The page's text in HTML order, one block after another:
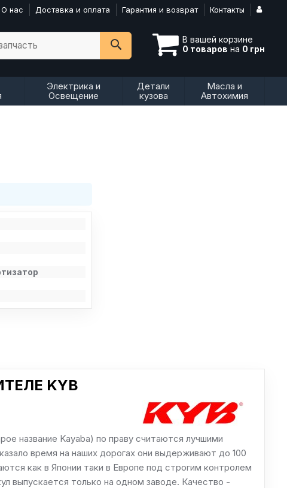
О нас Доставка и оплата Гарантия и возврат Контакты
В вашей корзине
0 товаров на 0 грн
Электрика и
Освещение
Детали
кузова
Масла и
Автохимия
KYB
название Kayaba) по праву считаются лучшими
время на наших дорогах они выдерживают до 100
как в Японии таки в Европе под строгим контролем
выпускается только на одном заводе. Качество -